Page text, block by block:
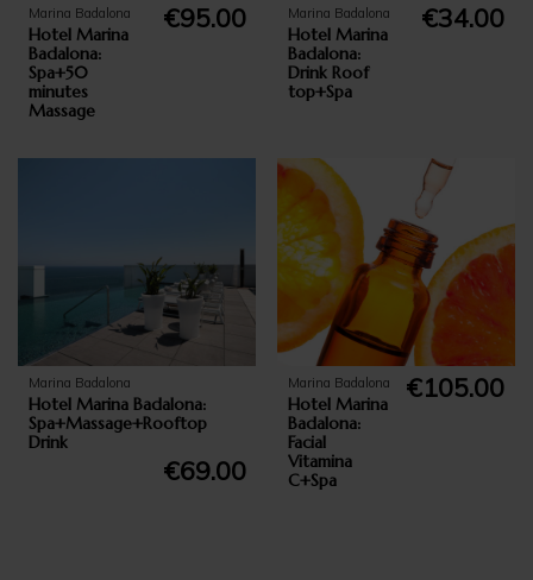
Marina Badalona
Hotel Marina
Badalona:
Spa+50
minutes
Massage
€95.00 Marina Badalona
Hotel Marina
Badalona:
Drink Roof
top+Spa
€34.00
Marina Badalona
Hotel Marina Badalona:
Spa+Massage+Rooftop
Drink
€69.00
Marina Badalona
Hotel Marina
Badalona:
Facial
Vitamina
C+Spa
€105.00